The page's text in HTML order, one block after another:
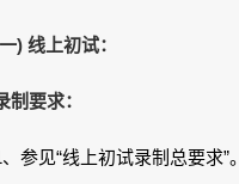
) 线上初试：
制要求：
见“线上初试录制总要求”。